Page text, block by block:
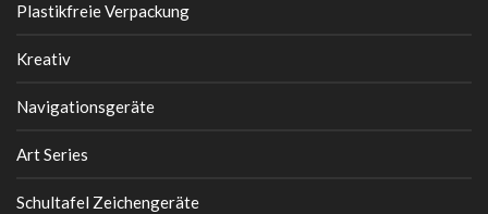
Plastikfreie Verpackung
Kreativ
Navigationsgeräte
Art Series
Schultafel Zeichengeräte